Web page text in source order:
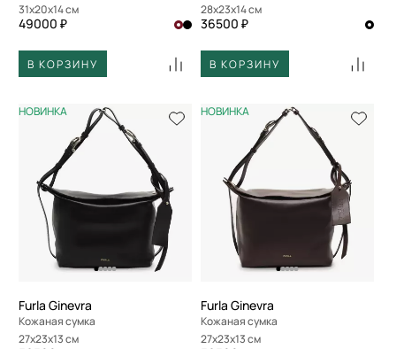
31x20x14 см
49000 ₽
В КОРЗИНУ
28x23x14 см
36500 ₽
В КОРЗИНУ
НОВИНКА
Furla Ginevra
Кожаная сумка
27x23x13 см
НОВИНКА
Furla Ginevra
Кожаная сумка
27x23x13 см